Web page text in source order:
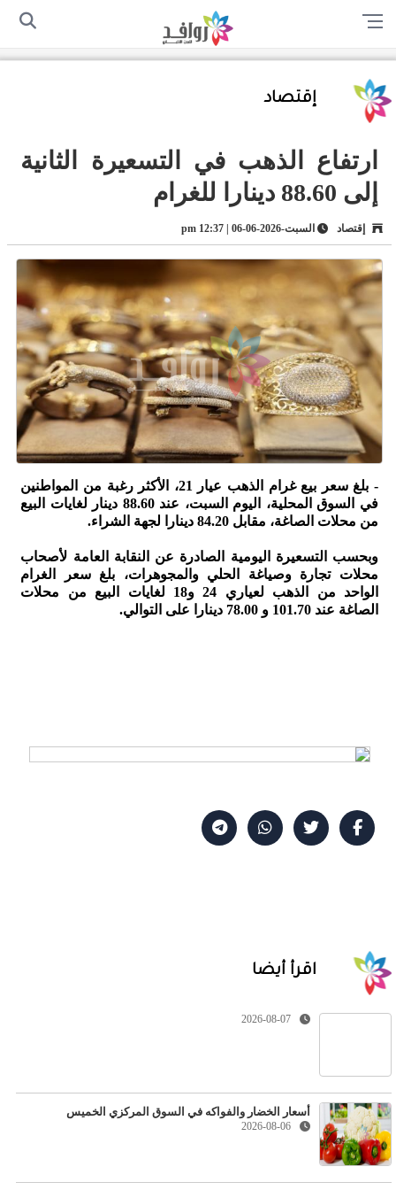
الرئيسية سياسة الخصوصية
إقتصاد
ارتفاع الذهب في التسعيرة الثانية
إلى 88.60 دينارا للغرام
إقتصاد السبت-2026-06-06 | 12:37 pm
- بلغ سعر بيع غرام الذهب عيار 21، الأكثر رغبة من المواطنين
في السوق المحلية، اليوم السبت، عند 88.60 دينار لغايات البيع
من محلات الصاغة، مقابل 84.20 دينارا لجهة الشراء.
وبحسب التسعيرة اليومية الصادرة عن النقابة العامة لأصحاب
محلات تجارة وصياغة الحلي والمجوهرات، بلغ سعر الغرام
الواحد من الذهب لعياري 24 و18 لغايات البيع من محلات
الصاغة عند 101.70 و 78.00 دينارا على التوالي.
اقرأ أيضا
2026-08-07
أسعار الخضار والفواكه في السوق المركزي الخميس
2026-08-06